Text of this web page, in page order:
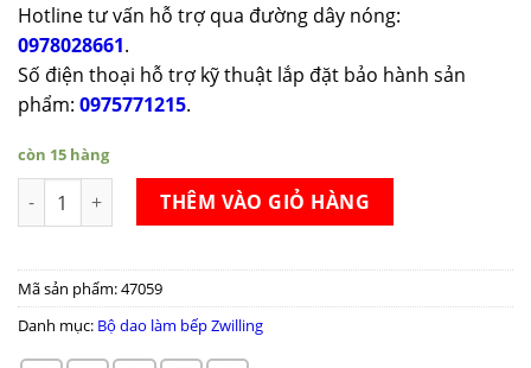
Hotline tư vấn hỗ trợ qua đường dây nóng:
0978028661.
Số điện thoại hỗ trợ kỹ thuật lắp đặt bảo hành sản
phẩm: 0975771215.
còn 15 hàng
Bộ dao Zwilling Twin Point Knife Set 2 món số lượng
THÊM VÀO GIỎ HÀNG
Mã sản phẩm:47059
Danh mục: Bộ dao làm bếp Zwilling